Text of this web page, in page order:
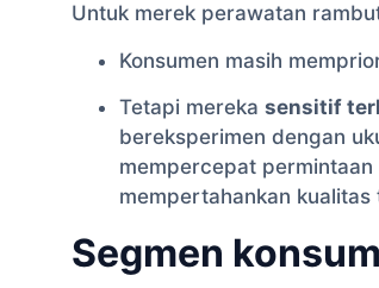
Untuk merek perawatan
Konsumen masih
Tetapi mereka sensitif
bereksperimen dengan
mempercepat permintaan
mempertahankan
Segmen